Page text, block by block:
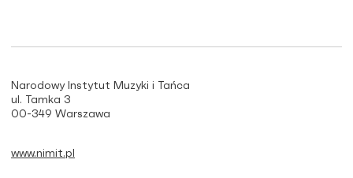
Narodowy Instytut Muzyki i Tańca
ul. Tamka 3
00-349 Warszawa
www.nimit.pl